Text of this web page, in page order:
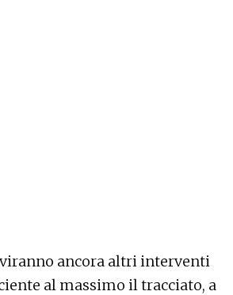
ancora altri interventi
al massimo il tracciato, a